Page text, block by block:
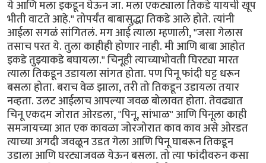
ये आणि मला इकडून घेऊन जा. मला एकट्याला तिकडे यायची खूप
भीती वाटते आहे." तोपर्यंत बाबासुद्धा तिकडे आले होते. त्यांनी
आईला सगळं सांगितलं. मग आई त्याला म्हणाली, "जसा गेलास
तसाच परत ये. तुला काहीही होणार नाही. मी आणि बाबा आहोत
इकडे तुझ्याकडे बघायला." चिनूही त्याच्याभोवती घिरट्या मारत
त्याला तिकडून उडायला सांगत होता. पण पिनू फांदी घट्ट धरून
बसला होता. बराच वेळ झाला, तरी तो तिकडून उडायला तयार
नव्हता. उलट आईलाच आपल्या जवळ बोलावत होता. तेवढ्यात
चिनू एकदम जोरात ओरडला, "पिनू, सांभाळ" आणि पिनूला काही
समजायच्या आत एक कावळा जोरजोरात काव काव असे ओरडत
त्याच्या अगदी जवळून उडत गेला आणि पिनू घाबरून तिकडून
उडाला आणि घरट्याजवळ येऊन बसला. तो त्या फांदीवरुन कसा